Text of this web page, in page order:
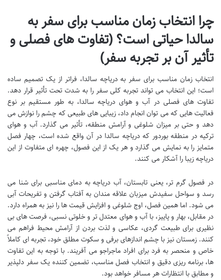
چرا انتخاب زمان مناسب برای سفر به
سالدا حیاتی است؟ (تفاوت های فصلی و
تأثیر آن بر تجربه سفر)
انتخاب زمان مناسب برای سفر به دریاچه سالدا، فراتر از یک تصمیم ساده
است؛ این انتخاب می تواند تجربه کلی سفر را به شدت تحت تأثیر قرار دهد.
تفاوت های فصلی در آب و هوای دریاچه سالدا، به طور مستقیم بر نوع
فعالیت هایی که می توان انجام داد، زیبایی های طبیعی که چشم را نوازش می
دهد و حتی بر میزان شلوغی و آرامش منطقه، تأثیر می گذارد. آب و هوای
ترکیه در منطقه بوردور که دریاچه سالدا در آن واقع شده است، چهار فصل
متمایز را به نمایش می گذارد و هر یک از این فصول، چهره ای متفاوت از این
دریاچه زیبا را آشکار می کنند.
در فصول گرم تر، یعنی تابستان، آب دریاچه به دمای مناسبی برای شنا می
رسد و سواحل سفیدش میزبان علاقه مندان به آفتاب گرفتن و تفریحات آبی
می شود. اما همین فصل، اوج شلوغی و افزایش قیمت ها را نیز به همراه دارد.
در مقابل، بهار و پاییز، با آب و هوای معتدل تر و خلوتی نسبی، فرصت های بی
نظیری برای طبیعت گردی، عکاسی و لذت بردن از آرامش محیط فراهم می
کنند. زمستان نیز با چشم اندازهای برفی و سکوت مطلق خود، تجربه ای کاملاً
خاص و منحصر به فرد برای افراد ماجراجو می آفریند. با توجه به این تفاوت
ها، برنامه ریزی دقیق و انتخاب فصل مناسب، تضمین کننده یک سفر دلپذیر
و مطابق با انتظارات هر مسافر خواهد بود.